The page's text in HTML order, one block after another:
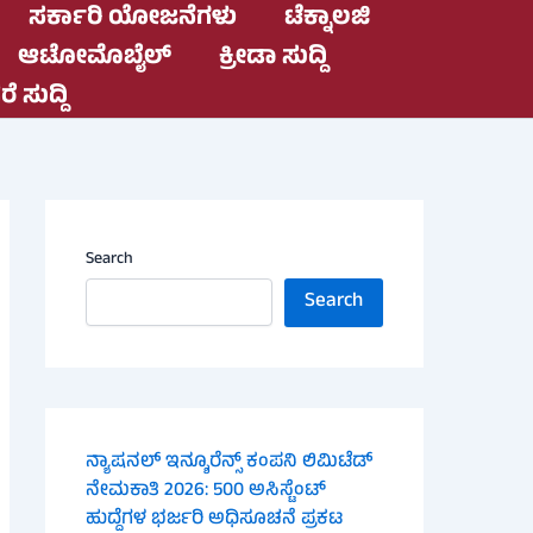
ಸರ್ಕಾರಿ ಯೋಜನೆಗಳು
ಟೆಕ್ನಾಲಜಿ
ಆಟೋಮೊಬೈಲ್
ಕ್ರೀಡಾ ಸುದ್ದಿ
ಸುದ್ದಿ
Search
Search
ನ್ಯಾಷನಲ್ ಇನ್ಶೂರೆನ್ಸ್ ಕಂಪನಿ ಲಿಮಿಟೆಡ್
ನೇಮಕಾತಿ 2026: 500 ಅಸಿಸ್ಟೆಂಟ್
ಹುದ್ದೆಗಳ ಭರ್ಜರಿ ಅಧಿಸೂಚನೆ ಪ್ರಕಟ